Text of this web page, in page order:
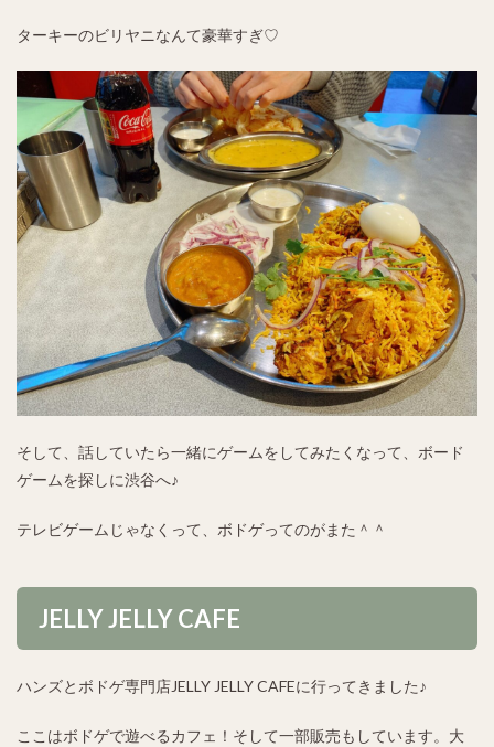
ターキーのビリヤニなんて豪華すぎ♡
そして、話していたら一緒にゲームをしてみたくなって、ボード
ゲームを探しに渋谷へ♪
テレビゲームじゃなくって、ボドゲってのがまた＾＾
JELLY JELLY CAFE
ハンズとボドゲ専門店JELLY JELLY CAFEに行ってきました♪
ここはボドゲで遊べるカフェ！そして一部販売もしています。大